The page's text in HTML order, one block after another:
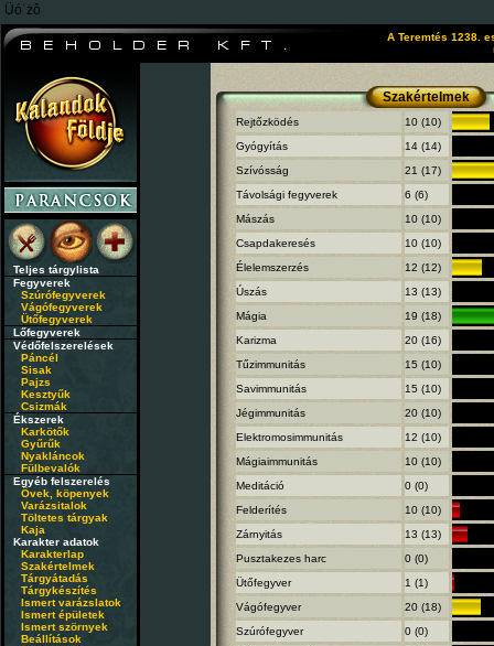
Üó˙żô
A Teremtés 1238.
Teljes tárgylista
Fegyverek
Szúrófegyverek
Vágófegyverek
Ütőfegyverek
Lőfegyverek
Védőfelszerelések
Páncél
Sisak
Pajzs
Kesztyűk
Csizmák
Ékszerek
Karkötők
Gyűrűk
Nyakláncok
Fülbevalók
Egyéb felszerelés
Övek, köpenyek
Varázsitalok
Töltetes tárgyak
Kaja
Karakter adatok
Karakterlap
Szakértelmek
Tárgyátadás
Tárgykészítés
Ismert varázslatok
Ismert épületek
Ismert szörnyek
Beállítások
Szakértelmek
Rejtőzködés
10 (10)
Gyógyítás
14 (14)
Szívósság
21 (17)
Távolsági fegyverek
6 (6)
Mászás
10 (10)
Csapdakeresés
10 (10)
Élelemszerzés
12 (12)
Úszás
13 (13)
Mágia
19 (18)
Karizma
20 (16)
Tűzimmunitás
15 (10)
Savimmunitás
15 (10)
Jégimmunitás
20 (10)
Elektromosimmunitás
12 (10)
Mágiaimmunitás
10 (10)
Meditáció
0 (0)
Felderítés
10 (10)
Zárnyitás
13 (13)
Pusztakezes harc
0 (0)
Ütőfegyver
1 (1)
Vágófegyver
20 (18)
Szúrófegyver
0 (0)